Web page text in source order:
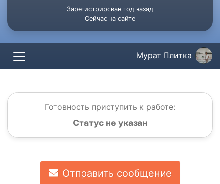
Зарегистрирован год назад
Сейчас на сайте
Мурат Плитка
Готовность приступить к работе:
Статус не указан
Отправить сообщение